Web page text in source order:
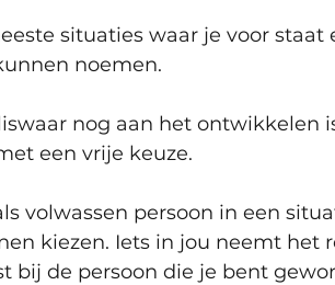
situaties waar je voor staat
noemen.
nog aan het ontwikkelen
een vrije keuze.
volwassen persoon in een
kiezen. Iets in jou neemt het
bij de persoon die je bent